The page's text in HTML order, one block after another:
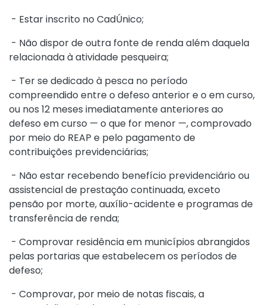
- Estar inscrito no CadÚnico;
- Não dispor de outra fonte de renda além daquela
relacionada à atividade pesqueira;
- Ter se dedicado à pesca no período
compreendido entre o defeso anterior e o em curso,
ou nos 12 meses imediatamente anteriores ao
defeso em curso — o que for menor —, comprovado
por meio do REAP e pelo pagamento de
contribuições previdenciárias;
- Não estar recebendo benefício previdenciário ou
assistencial de prestação continuada, exceto
pensão por morte, auxílio-acidente e programas de
transferência de renda;
- Comprovar residência em municípios abrangidos
pelas portarias que estabelecem os períodos de
defeso;
- Comprovar, por meio de notas fiscais, a